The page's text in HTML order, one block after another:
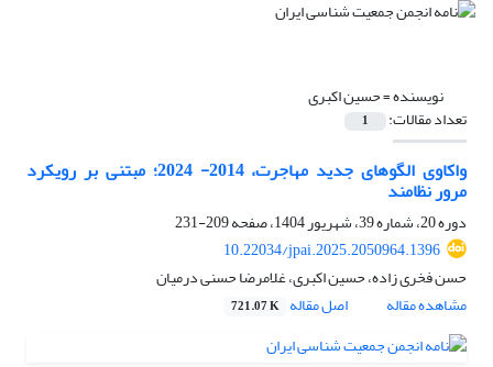
نویسنده =حسین اکبری
تعداد مقالات: 1
واکاوی الگوهای جدید مهاجرت، 2014- 2024؛ مبتنی بر رویکرد
مرور نظامند
دوره 20، شماره 39، شهریور 1404، صفحه
209-231
10.22034/jpai.2025.2050964.1396
حسن فخری زاده، حسین اکبری، غلامرضا حسنی درمیان
مشاهده مقاله
اصل مقاله 721.07 K